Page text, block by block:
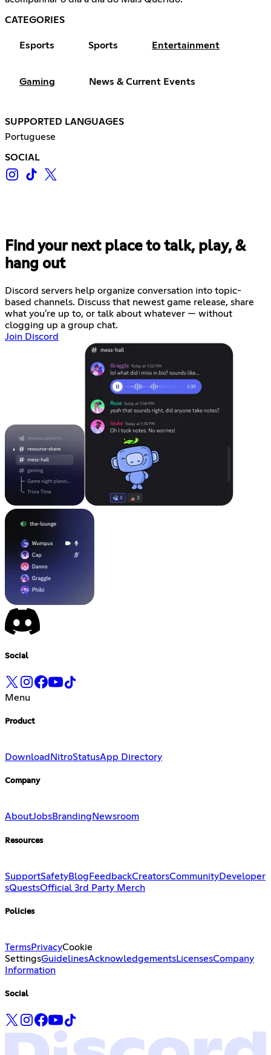
CATEGORIES
Esports Sports Entertainment
Gaming News & Current Events
SUPPORTED LANGUAGES
Portuguese
SOCIAL
Find your next place to talk, play, &
hang out
Discord servers help organize conversation into topic-
based channels. Discuss that newest game release, share
what you're up to, or talk about whatever — without
clogging up a group chat.
Join Discord
Social
Menu
Product
Download NitroStatusApp Directory
Company
AboutJobsBranding Newsroom
Resources
SupportSafetyBlog FeedbackCreatorsCommunityDeveloper
sQuestsOfficial 3rd Party Merch
Policies
TermsPrivacyCookie
SettingsGuidelinesAcknowledgementsLicensesCompany
Information
Social